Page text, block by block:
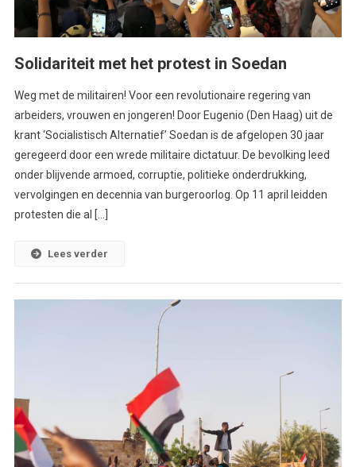
Solidariteit met het protest in Soedan
Weg met de militairen! Voor een revolutionaire regering van
arbeiders, vrouwen en jongeren! Door Eugenio (Den Haag) uit de
krant ‘Socialistisch Alternatief’ Soedan is de afgelopen 30 jaar
geregeerd door een wrede militaire dictatuur. De bevolking leed
onder blijvende armoed, corruptie, politieke onderdrukking,
vervolgingen en decennia van burgeroorlog. Op 11 april leidden
protesten die al […]
Lees verder